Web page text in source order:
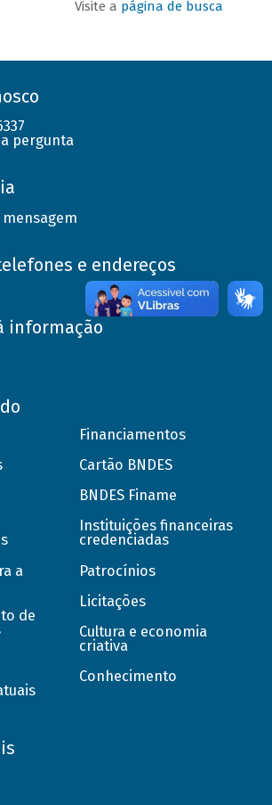
Visite a página de busca
pergunta
mensagem
e endereços
informação
a
de
Financiamentos
Cartão BNDES
BNDES Finame
Instituições financeiras
credenciadas
Patrocínios
Licitações
Cultura e economia
criativa
Conhecimento